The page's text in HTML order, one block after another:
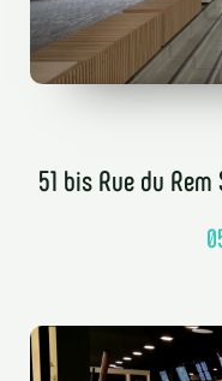
51 bis Rue du